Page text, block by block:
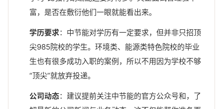
富，是否在敷衍他们一眼就能看出来。
学历要求：中节能对学历有一定要求，但并非只招顶
尖985院校的学生。环境类、能源类特色院校的毕业
生也有很多成功入职的案例，所以不用因为学校不够
“顶尖”就放弃投递。
公司动态：建议提前关注中节能的官方公众号和，了